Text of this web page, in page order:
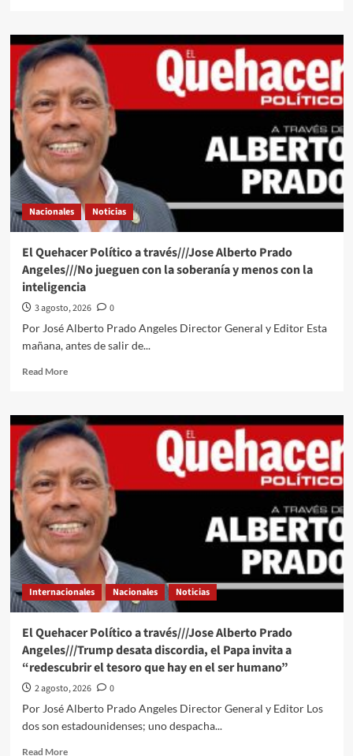
El
Quehacer
Político
través
de
la
Silla
Vacía
en
la
opinión
del
Lic
Carlos
Montalvo
Hernández///“El
Gobierno
Oficio:
cuando
falta
se
vuelve
política
de
Estado”
Nacionales Noticias
El Quehacer Político a través///Jose Alberto Prado
Angeles///No jueguen con la soberanía y menos con la
inteligencia
3 agosto, 2026
0
Por José Alberto Prado Angeles Director General y Editor Esta
mañana, antes de salir de...
Read MoreRead
El
Quehacer
Político
través///Jose
Alberto
Prado
Angeles///No
jueguen
con
la
soberanía
y
menos
la
inteligencia
Internacionales Nacionales Noticias
El Quehacer Político a través///Jose Alberto Prado
Angeles///Trump desata discordia, el Papa invita a
“redescubrir el tesoro que hay en el ser humano”
2 agosto, 2026
0
Por José Alberto Prado Angeles Director General y Editor Los
dos son estadounidenses; uno despacha...
Read MoreRead